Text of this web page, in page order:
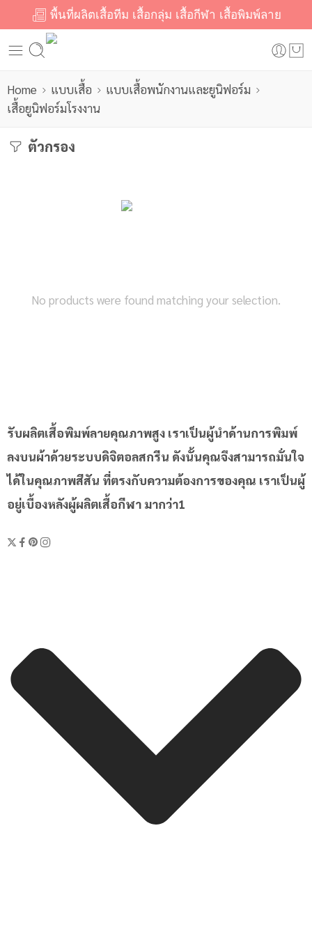
พื้นที่ผลิตเสื้อทีม เสื้อกลุ่ม เสื้อกีฬา เสื้อพิมพ์ลาย
Home แบบเสื้อ
แบบเสื้อพนักงานและยูนิฟอร์ม
เสื้อยูนิฟอร์มโรงงาน
ตัวกรอง
No products were found matching your selection.
รับผลิตเสื้อพิมพ์ลายคุณภาพสูง เราเป็นผู้นำด้านการพิมพ์
ลงบนผ้าด้วยระบบดิจิตอลสกรีน ดังนั้นคุณจึงสามารถมั่นใจ
ได้ในคุณภาพสีสัน ที่ตรงกับความต้องการของคุณ เราเป็นผู้
อยู่เบื้องหลังผู้ผลิตเสื้อกีฬา มากว่า1